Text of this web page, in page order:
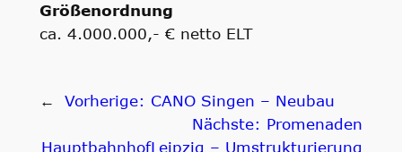
Größenordnung
ca. 4.000.000,- € netto ELT
← Vorherige: CANO Singen – Neubau
Nächste: Promenaden
HauptbahnhofLeipzig – Umstrukturierung